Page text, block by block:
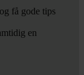
få gode tips
en